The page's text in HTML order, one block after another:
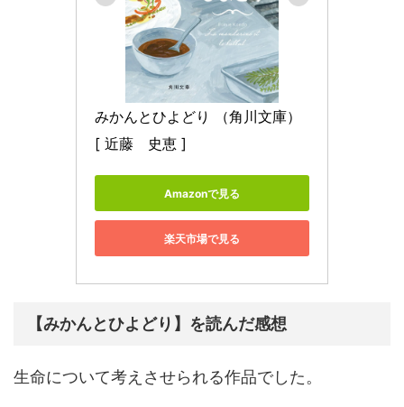
みかんとひよどり （角川文庫）
[ 近藤　史恵 ]
Amazonで見る
楽天市場で見る
【みかんとひよどり】を読んだ感想
生命について考えさせられる作品でした。